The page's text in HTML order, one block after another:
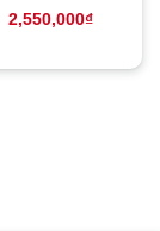
Giá
2,980,000₫.
2,550,000₫Giá
là: